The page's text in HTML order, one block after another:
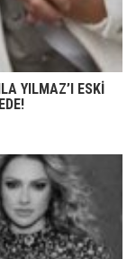
YILMAZ’I ESKİ